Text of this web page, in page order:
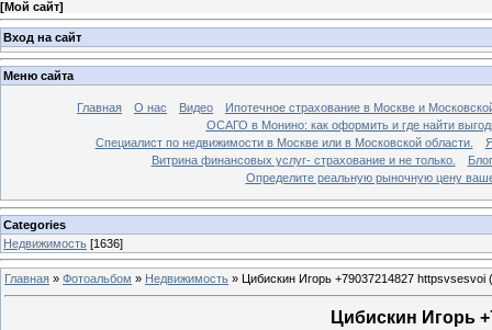
[Мой сайт]
Вход на сайт
Меню сайта
Главная О нас Видео
Ипотечное страхование в Москве и
ОСАГО в Монино: как оформить и где найти
Специалист по недвижимости в Москве или в Московской области.
Витрина финансовых услуг- страхование и не только.
Блог
Определите реальную рыночную цену
Categories
Недвижимость [1636]
Главная » Фотоальбом » Недвижимость » Цибискин Игорь +79037214827 httpsvsesvoi
Цибискин Игорь